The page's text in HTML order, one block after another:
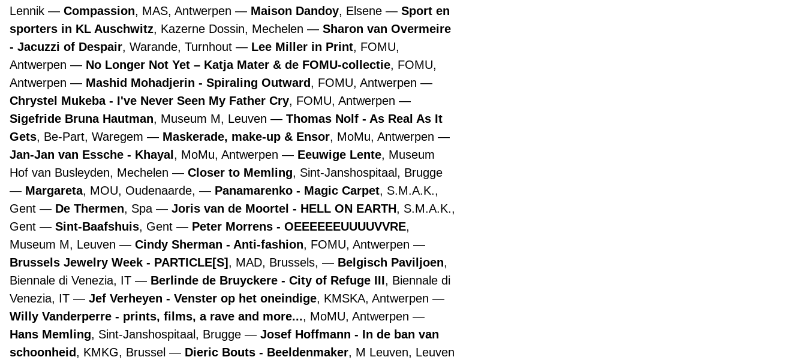
Lennik
Compassion, MAS, Antwerpen Maison Dandoy, Elsene
Sport en
sporters in KL Auschwitz, Kazerne Dossin, Mechelen
Sharon van Overmeire
- Jacuzzi of Despair, Warande, Turnhout Lee Miller in Print, FOMU,
Antwerpen
No Longer Not Yet – Katja Mater & de FOMU-collectie, FOMU,
Antwerpen
Mashid Mohadjerin - Spiraling Outward, FOMU, Antwerpen
Chrystel Mukeba - I've Never Seen My Father Cry, FOMU, Antwerpen
Sigefride Bruna Hautman, Museum M, Leuven
Thomas Nolf - As Real As It
Gets, Be-Part, Waregem Maskerade, make-up & Ensor, MoMu, Antwerpen
Jan-Jan van Essche - Khayal , MoMu, Antwerpen Eeuwige Lente, Museum
Hof van Busleyden, Mechelen
Closer to Memling, Sint-Janshospitaal, Brugge
Margareta, MOU, Oudenaarde, Panamarenko - Magic Carpet, S.M.A.K.,
Gent
De Thermen, Spa Joris van de Moortel - HELL ON EARTH, S.M.A.K.,
Gent
Sint-Baafshuis, Gent Peter Morrens - OEEEEEEUUUUVVRE,
Museum M, Leuven
Cindy Sherman - Anti-fashion, FOMU, Antwerpen
Brussels Jewelry Week - PARTICLE[S] , MAD, Brussels, Belgisch Paviljoen,
Biennale di Venezia, IT
Berlinde de Bruyckere - City of Refuge III, Biennale di
Venezia, IT
Jef Verheyen - Venster op het oneindige, KMSKA, Antwerpen
Willy Vanderperre - prints, films, a rave and more..., MoMU, Antwerpen
Hans Memling, Sint-Janshospitaal, Brugge
Josef Hoffmann - In de ban van
schoonheid, KMKG, Brussel Dieric Bouts - Beeldenmaker, M Leuven, Leuven